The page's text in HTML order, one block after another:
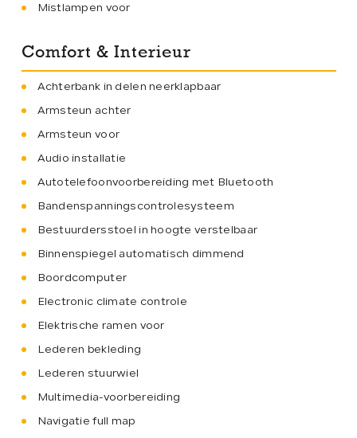
Comfort & Interieur
Achterbank in delen neerklapbaar
Armsteun achter
Armsteun voor
Audio installatie
Autotelefoonvoorbereiding met Bluetooth
Bandenspanningscontrolesysteem
Bestuurdersstoel in hoogte verstelbaar
Binnenspiegel automatisch dimmend
Boordcomputer
Electronic climate controle
Elektrische ramen voor
Lederen bekleding
Lederen stuurwiel
Multimedia-voorbereiding
Navigatie full map
Mistlampen voor